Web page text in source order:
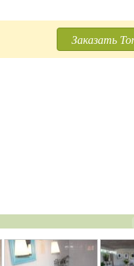
Заказать